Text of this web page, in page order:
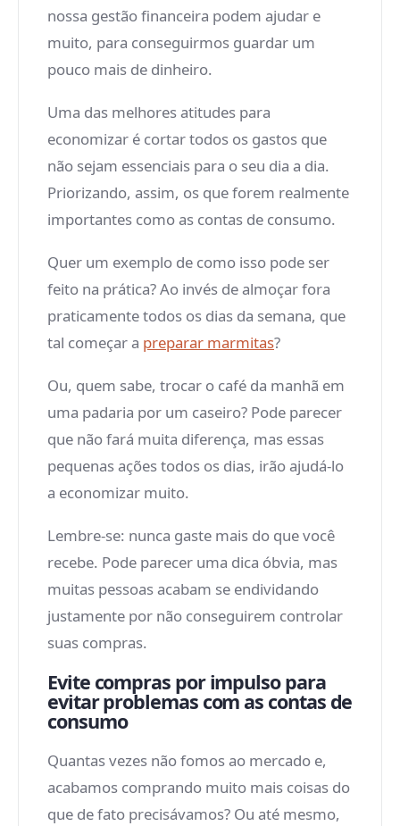
nossa gestão financeira podem ajudar e
muito, para conseguirmos guardar um
pouco mais de dinheiro.
Uma das melhores atitudes para
economizar é cortar todos os gastos que
não sejam essenciais para o seu dia a dia.
Priorizando, assim, os que forem realmente
importantes como as contas de consumo.
Quer um exemplo de como isso pode ser
feito na prática? Ao invés de almoçar fora
praticamente todos os dias da semana, que
tal começar a preparar marmitas?
Ou, quem sabe, trocar o café da manhã em
uma padaria por um caseiro? Pode parecer
que não fará muita diferença, mas essas
pequenas ações todos os dias, irão ajudá-lo
a economizar muito.
Lembre-se: nunca gaste mais do que você
recebe. Pode parecer uma dica óbvia, mas
muitas pessoas acabam se endividando
justamente por não conseguirem controlar
suas compras.
Evite compras por impulso para
evitar problemas com as contas de
consumo
Quantas vezes não fomos ao mercado e,
acabamos comprando muito mais coisas do
que de fato precisávamos? Ou até mesmo,